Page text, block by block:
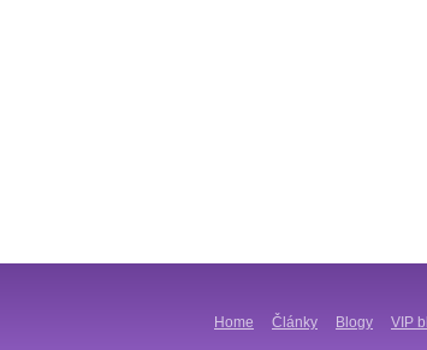
Home Články Blogy VIP